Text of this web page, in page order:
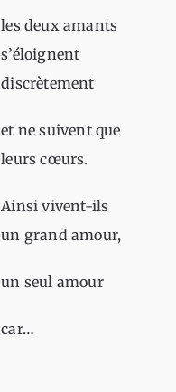
les deux amants
s’éloignent
discrètement
et ne suivent que
leurs cœurs.
Ainsi vivent-ils
un grand amour,
un seul amour
car…